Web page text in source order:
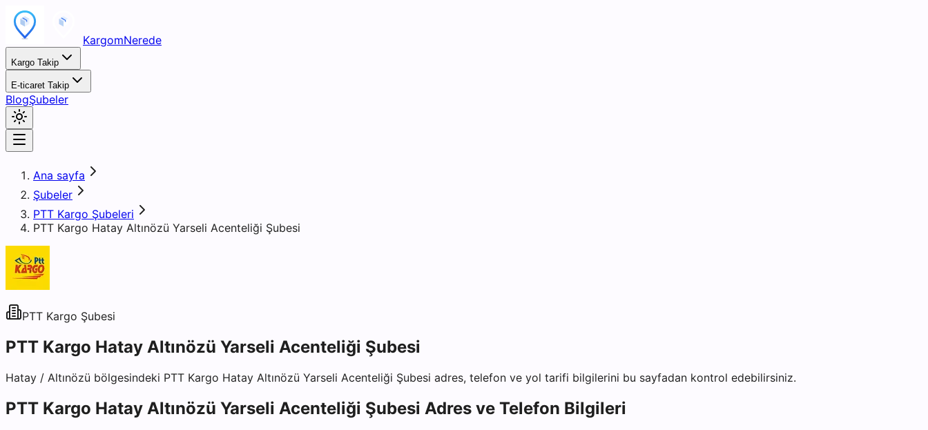
KargomNerede
Kargo Takip
E-ticaret Takip
BlogŞubeler
Ana sayfa
Şubeler
PTT Kargo Şubeleri
PTT Kargo Hatay Altınözü Yarseli Acenteliği Şubesi
PTT Kargo Şubesi
PTT Kargo Hatay Altınözü Yarseli Acenteliği Şubesi
Hatay / Altınözü bölgesindeki PTT Kargo Hatay Altınözü Yarseli Acenteliği Şubesi adres, telefon ve yol tarifi bilgilerini bu sayfadan kontrol edebilirsiniz.
PTT Kargo Hatay Altınözü Yarseli Acenteliği Şubesi Adres ve Telefon Bilgileri